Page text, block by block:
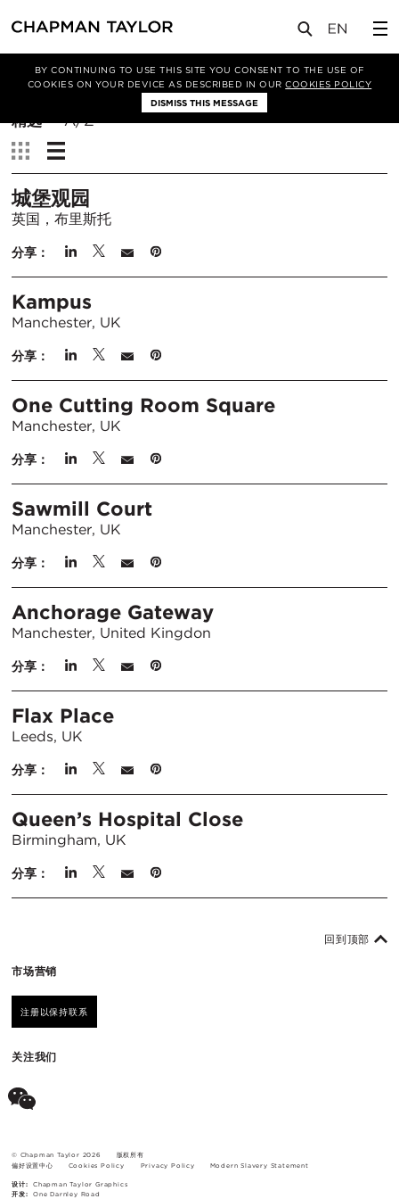
BY CONTINUING TO USE THIS SITE YOU CONSENT TO THE USE OF
COOKIES ON YOUR DEVICE AS DESCRIBED IN OURCOOKIES POLICY
DISMISS THIS MESSAGE
筛选条件
排
序
方
式：
精选
A/Z
查
看：
城堡观园
英国，布里斯托
分享：
Kampus
Manchester, UK
分享：
One Cutting Room Square
Manchester, UK
分享：
Sawmill Court
Manchester, UK
分享：
Anchorage Gateway
Manchester, United Kingdon
分享：
Flax Place
Leeds, UK
分享：
Queen’s Hospital Close
Birmingham, UK
分享：
市场营销
注册以保持联系
关注我们
回到顶部
© Chapman Taylor 2026
版权所有
偏好设置中心
Cookies Policy Privacy Policy Modern Slavery Statement
设计:
Chapman Taylor Graphics
开发:
One Darnley Road